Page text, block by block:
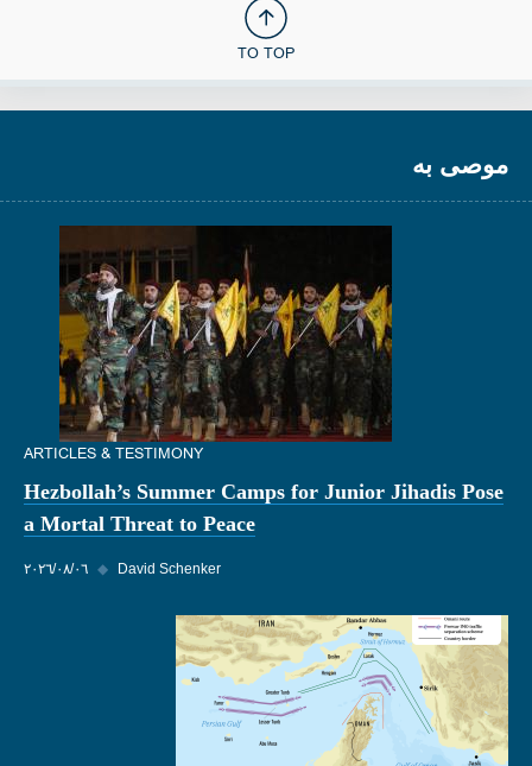
TO TOP
موصى به
ARTICLES & TESTIMONY
Hezbollah’s Summer Camps for Junior Jihadis Pose
a Mortal Threat to Peace
٠٦‏/٠٨‏/٢٠٢٦ ◆ David Schenker